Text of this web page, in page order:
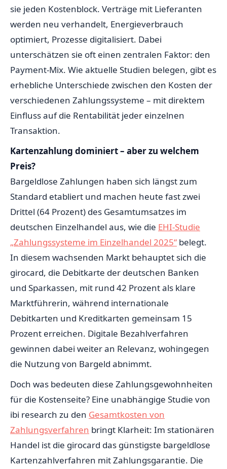
sie jeden Kostenblock. Verträge mit Lieferanten
werden neu verhandelt, Energieverbrauch
optimiert, Prozesse digitalisiert. Dabei
unterschätzen sie oft einen zentralen Faktor: den
Payment-Mix. Wie aktuelle Studien belegen, gibt es
erhebliche Unterschiede zwischen den Kosten der
verschiedenen Zahlungssysteme – mit direktem
Einfluss auf die Rentabilität jeder einzelnen
Transaktion.
Kartenzahlung dominiert – aber zu welchem
Preis?
Bargeldlose Zahlungen haben sich längst zum
Standard etabliert und machen heute fast zwei
Drittel (64 Prozent) des Gesamtumsatzes im
deutschen Einzelhandel aus, wie die EHI-Studie
„Zahlungssysteme im Einzelhandel 2025“ belegt.
In diesem wachsenden Markt behauptet sich die
girocard, die Debitkarte der deutschen Banken
und Sparkassen, mit rund 42 Prozent als klare
Marktführerin, während internationale
Debitkarten und Kreditkarten gemeinsam 15
Prozent erreichen. Digitale Bezahlverfahren
gewinnen dabei weiter an Relevanz, wohingegen
die Nutzung von Bargeld abnimmt.
Doch was bedeuten diese Zahlungsgewohnheiten
für die Kostenseite? Eine unabhängige Studie von
ibi research zu den Gesamtkosten von
Zahlungsverfahren bringt Klarheit: Im stationären
Handel ist die girocard das günstigste bargeldlose
Kartenzahlverfahren mit Zahlungsgarantie. Die